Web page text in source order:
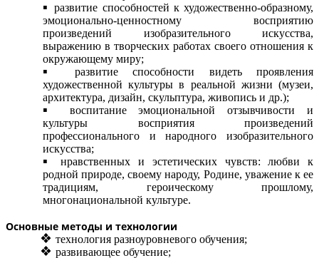
развитие способностей к художественно-образному,
эмоционально-ценностному восприятию
произведений изобразительного искусства,
выражению в творческих работах своего отношения к
окружающему миру;
развитие способности видеть проявления
художественной культуры в реальной жизни (музеи,
архитектура, дизайн, скульптура, живопись и др.);
воспитание эмоциональной отзывчивости и
культуры восприятия произведений
профессионального и народного изобразительного
искусства;
нравственных и эстетических чувств: любви к
родной природе, своему народу, Родине, уважение к ее
традициям, героическому прошлому,
многонациональной культуре.
Основные методы и технологии
технология разноуровневого обучения;
развивающее обучение;